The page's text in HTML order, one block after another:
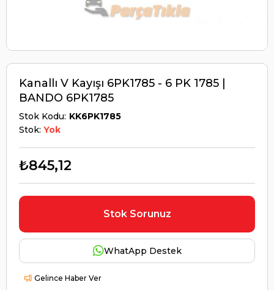
Kanallı V Kayışı 6PK1785 - 6 PK 1785 |
BANDO 6PK1785
Stok Kodu KK6PK1785
Stok: Yok
₺845,12
Stok Sorunuz
WhatApp Destek
Gelince Haber Ver